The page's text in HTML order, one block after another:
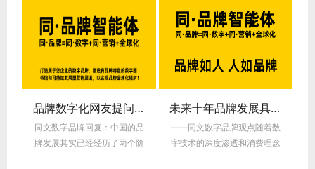
品牌数字化网友提问十一：到底什么是品牌？什么是营销？国内企业做品牌营销的逻辑到底是什么？
同文数字品牌回复：中国的品
牌发展其实已经经历了两个阶
未来十年品牌发展具备三个基本特征
——同文数字品牌观点随着数
字技术的深度渗透和消费理念